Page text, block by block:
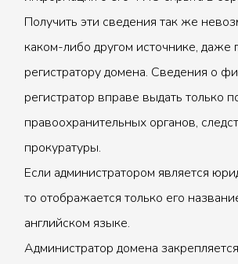
Получить эти сведения так же
каком-либо другом источнике, даже
регистратору домена. Сведения о
регистратор вправе выдать только
правоохранительных органов,
прокуратуры.
Если администратором является
то отображается только его
английском языке.
Администратор домена